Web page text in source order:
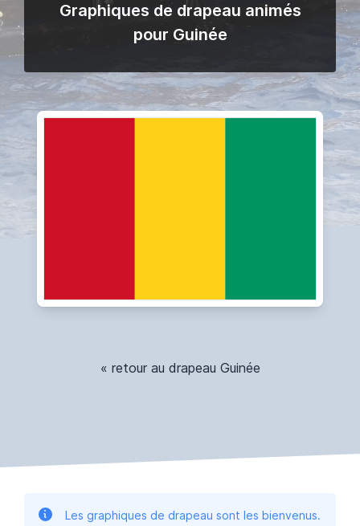
Graphiques de drapeau animés
pour Guinée
« retour au drapeau Guinée
Les graphiques de drapeau sont les bienvenus.